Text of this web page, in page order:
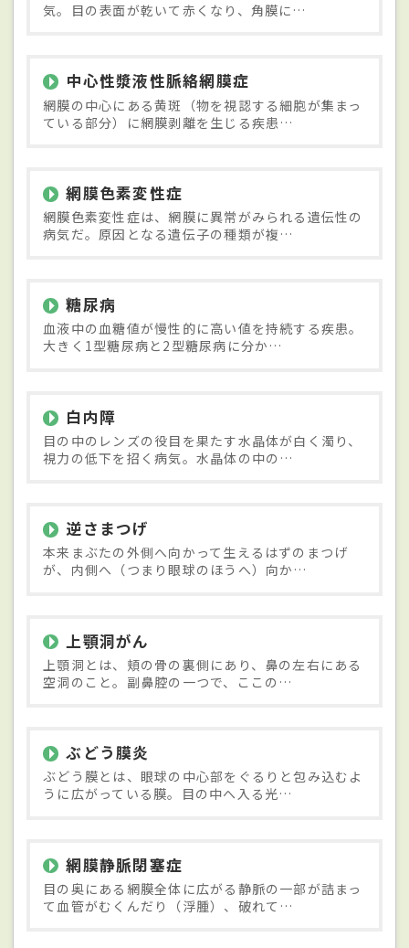
気。目の表面が乾いて赤くなり、角膜に…
中心性漿液性脈絡網膜症
網膜の中心にある黄斑（物を視認する細胞が集まっ
ている部分）に網膜剥離を生じる疾患…
網膜色素変性症
網膜色素変性症は、網膜に異常がみられる遺伝性の
病気だ。原因となる遺伝子の種類が複…
糖尿病
血液中の血糖値が慢性的に高い値を持続する疾患。
大きく1型糖尿病と2型糖尿病に分か…
白内障
目の中のレンズの役目を果たす水晶体が白く濁り、
視力の低下を招く病気。水晶体の中の…
逆さまつげ
本来まぶたの外側へ向かって生えるはずのまつげ
が、内側へ（つまり眼球のほうへ）向か…
上顎洞がん
上顎洞とは、頬の骨の裏側にあり、鼻の左右にある
空洞のこと。副鼻腔の一つで、ここの…
ぶどう膜炎
ぶどう膜とは、眼球の中心部をぐるりと包み込むよ
うに広がっている膜。目の中へ入る光…
網膜静脈閉塞症
目の奥にある網膜全体に広がる静脈の一部が詰まっ
て血管がむくんだり（浮腫）、破れて…